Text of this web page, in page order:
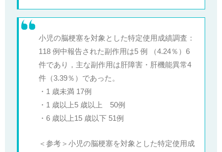
小児の脳梗塞を対象とした特定使用成績調査：
118 例中報告された副作用は5 例 （4.24％）6
件であり，主な副作用は肝障害・肝機能異常4
件（3.39％）であった。
・1 歳未満 17例
・1 歳以上5 歳以上 50例
・6 歳以上15 歳以下 51例
＜参考＞小児の脳梗塞を対象とした特定使用成